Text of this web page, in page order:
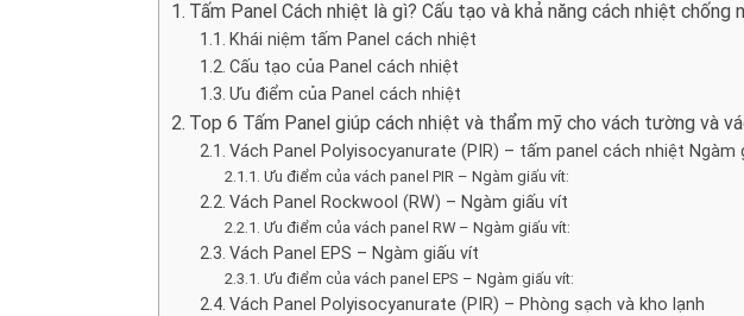
Tấm Panel Cách nhiệt là gì? Cấu tạo và khả năng cách nhiệt chống
Khái niệm tấm Panel cách nhiệt
Cấu tạo của Panel cách nhiệt
Ưu điểm của Panel cách nhiệt
Top 6 Tấm Panel giúp cách nhiệt và thẩm mỹ cho vách tường và
Vách Panel Polyisocyanurate (PIR) – tấm panel cách nhiệt Ngàm
Ưu điểm của vách panel PIR – Ngàm giấu vít:
Vách Panel Rockwool (RW) – Ngàm giấu vít
Ưu điểm của vách panel RW – Ngàm giấu vít:
Vách Panel EPS – Ngàm giấu vít
Ưu điểm của vách panel EPS – Ngàm giấu vít:
Vách Panel Polyisocyanurate (PIR) – Phòng sạch và kho lạnh